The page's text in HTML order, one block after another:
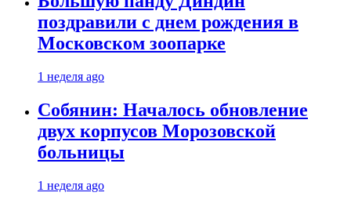
поздравили с днем рождения в
Московском зоопарке
1 неделя ago
Собянин: Началось обновление
двух корпусов Морозовской
больницы
1 неделя ago